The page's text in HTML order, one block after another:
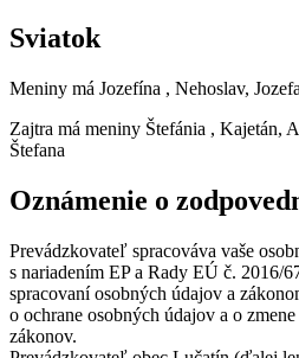
Sviatok
Meniny má Jozefína , Nehoslav, Jozefa
Zajtra má meniny Štefánia , Kajetán,
Štefana
Oznámenie o
Prevádzkovateľ spracováva vaše
s nariadením EP a Rady EÚ č. 2016/
spracovaní osobných údajov a
o ochrane osobných údajov a o
zákonov.